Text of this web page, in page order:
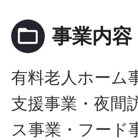
folder_open 事業内容
有料老人ホーム
支援事業・夜間
ス事業・フード